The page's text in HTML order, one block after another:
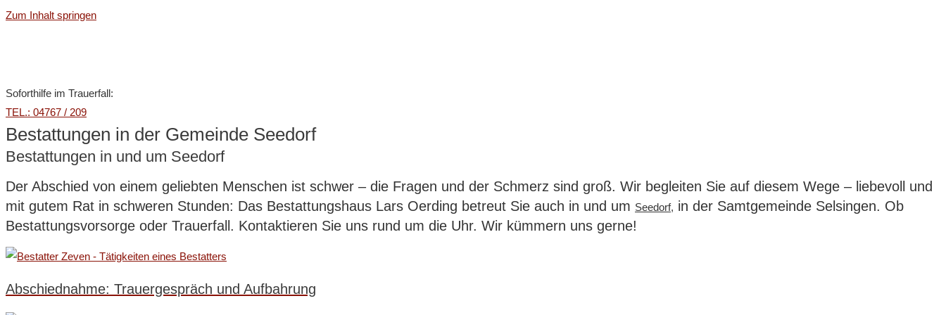
Zum Inhalt springen
Soforthilfe im Trauerfall:
TEL.: 04767 / 209
Bestattungen in der Gemeinde Seedorf
Bestattungen in und um Seedorf
Der Abschied von einem geliebten Menschen ist schwer – die Fragen und der Schmerz sind groß. Wir begleiten Sie auf diesem Wege – liebevoll und
mit gutem Rat in schweren Stunden: Das Bestattungshaus Lars Oerding betreut Sie auch in und um Seedorf, in der Samtgemeinde Selsingen. Ob
Bestattungsvorsorge oder Trauerfall. Kontaktieren Sie uns rund um die Uhr. Wir kümmern uns gerne!
Abschiednahme: Trauergespräch und Aufbahrung